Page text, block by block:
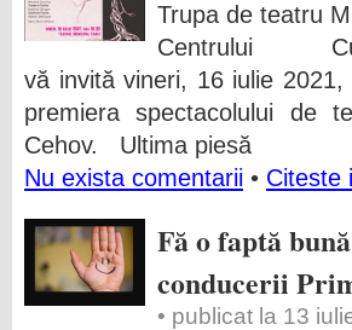
Trupa de teatru
Centrului
vă invită vineri, 16 iulie
premiera spectacolului de
Cehov. Ultima piesă
Nu exista comentarii • Citeste
Fă o faptă
conducerii
• publicat la 13